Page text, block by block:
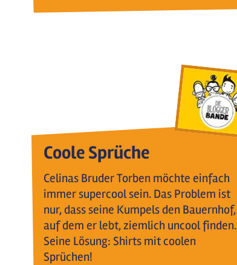
Coole Sprüche
Celinas Bruder Torben möchte einfach
immer supercool sein. Das Problem ist
nur, dass seine Kumpels den Bauernhof,
auf dem er lebt, ziemlich uncool finden.
Seine Lösung: Shirts mit coolen
Sprüchen!